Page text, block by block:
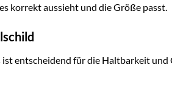
korrekt aussieht und die Größe passt.
entscheidend für die Haltbarkeit